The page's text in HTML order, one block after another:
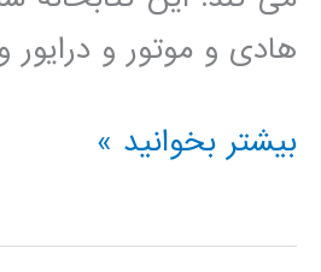
هادی و موتور و
فیلم
simElectronics
بیشتر بخوانید »